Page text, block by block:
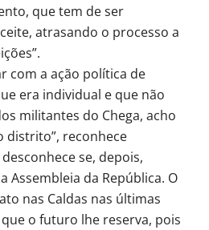
que tem de ser
atrasando o processo a
com a ação política de
era individual e que não
militantes do Chega, acho
distrito”, reconhece
se, depois,
Assembleia da República. O
nas Caldas nas últimas
o futuro lhe reserva, pois